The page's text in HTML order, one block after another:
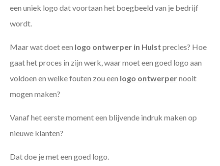
een uniek logo dat voortaan het boegbeeld van je bedrijf
wordt.
Maar wat doet een logo ontwerper in Hulst precies? Hoe
gaat het proces in zijn werk, waar moet een goed logo aan
voldoen en welke fouten zou een logo ontwerpernooit
mogen maken?
Vanaf het eerste moment een blijvende indruk maken op
nieuwe klanten?
Dat doe je met een goed logo.